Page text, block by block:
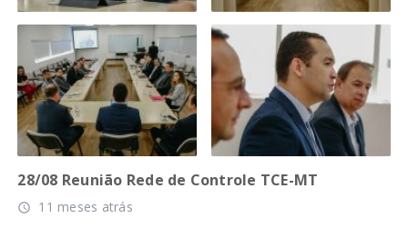
28/08 Reunião Rede de Controle TCE-MT
access_time 11 meses atrás